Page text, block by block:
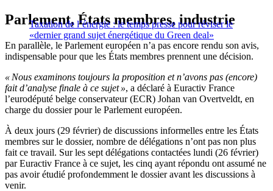
Taxation de l’énergie : le temps presse pour réviser le
«dernier grand sujet énergétique du Green deal»
Parlement, États membres, industrie
En parallèle, le Parlement européen n’a pas encore rendu son avis,
indispensable pour que les États membres prennent une décision.
« Nous examinons toujours la proposition et n’avons pas (encore)
fait d’analyse finale à ce sujet », a déclaré à Euractiv France
l’eurodéputé belge conservateur (ECR) Johan van Overtveldt, en
charge du dossier pour le Parlement européen.
À deux jours (29 février) de discussions informelles entre les États
membres sur le dossier, nombre de délégations n’ont pas non plus
fait ce travail. Sur les sept délégations contactées lundi (26 février)
par Euractiv France à ce sujet, les cinq ayant répondu ont assumé ne
pas avoir étudié profondemment le dossier avant les discussions à
venir.